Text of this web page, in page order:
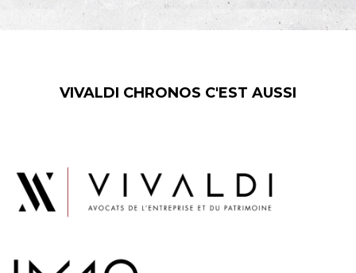
VIVALDI CHRONOS C'EST AUSSI